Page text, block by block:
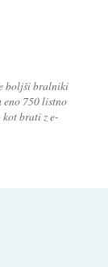
boljši bralniki
eno 750 listno
brati z e-